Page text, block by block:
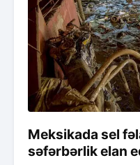
Meksikada sel
səfərbərlik elan